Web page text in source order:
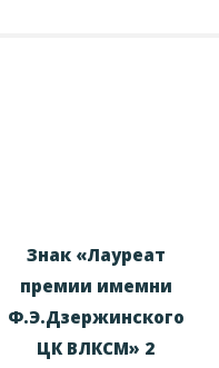
Знак «Лауреат
премии имемни
Ф.Э.Дзержинского
ЦК ВЛКСМ» 2